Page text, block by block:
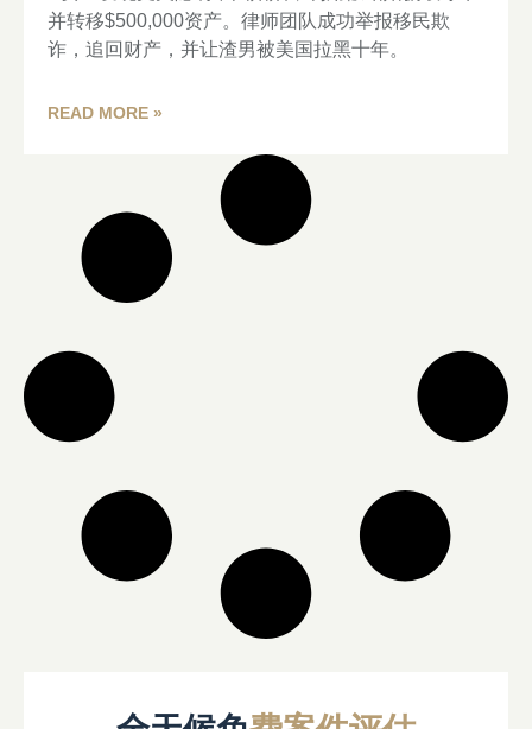
并转移$500,000资产。律师团队成功举报移民欺
诈，追回财产，并让渣男被美国拉黑十年。
READ MORE »